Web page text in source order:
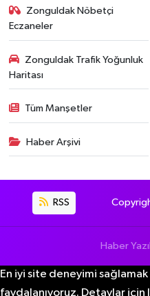
Zonguldak Nöbetçi
Eczaneler
Zonguldak Trafik Yoğunluk
Haritası
Tüm Manşetler
Haber Arşivi
RSS
Haber
En iyi site deneyimi
faydalanıyoruz. Detaylar için